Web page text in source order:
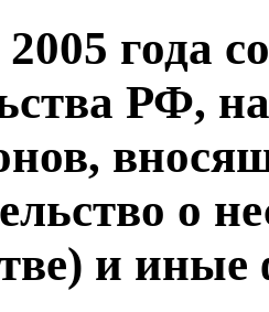
года
РФ,
о
и